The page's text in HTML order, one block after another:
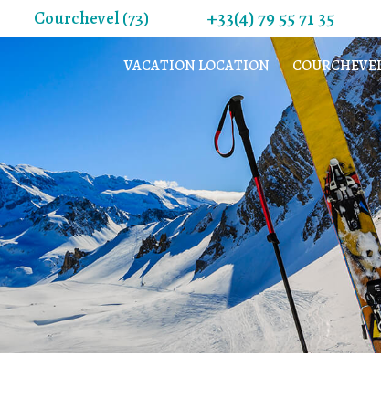
Courchevel (73) +33(4) 79 55 71 35
VACATION LOCATION